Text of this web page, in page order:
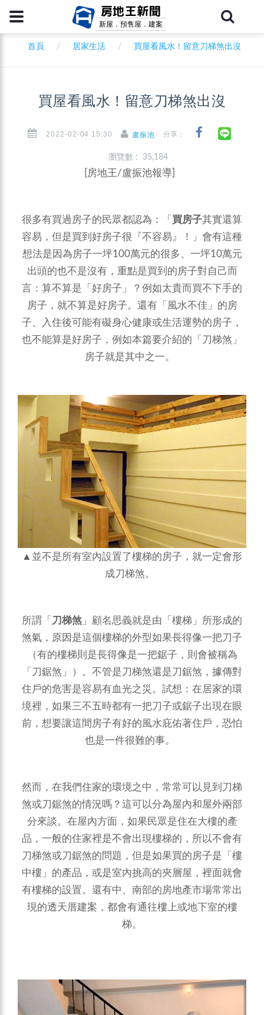
房地王新聞
新屋．預售屋．建案
首頁 居家生活 買屋看風水！留意刀梯煞出沒
買屋看風水！留意刀梯煞出沒
2022-02-04 15:30 盧振池 分享：
瀏覽數 : 35,184
[房地王/盧振池報導]
很多有買過房子的民眾都認為：「 買房子其實還算
容易，但是買到好房子很『不容易』！」會有這種
想法是因為房子一坪100萬元的很多、一坪10萬元
出頭的也不是沒有，重點是買到的房子對自己而
言：算不算是「好房子」？例如太貴而買不下手的
房子，就不算是好房子。還有「風水不佳」的房
子、入住後可能有礙身心健康或生活運勢的房子，
也不能算是好房子，例如本篇要介紹的「刀梯煞」
房子就是其中之一。
▲並不是所有室內設置了樓梯的房子，就一定會形
成刀梯煞。
所謂「 刀梯煞 」顧名思義就是由「樓梯」所形成的
煞氣，原因是這個樓梯的外型如果長得像一把刀子
（有的樓梯則是長得像是一把鋸子，則會被稱為
「刀鋸煞」）。不管是刀梯煞還是刀鋸煞，據傳對
住戶的危害是容易有血光之災。試想：在居家的環
境裡，如果三不五時都有一把刀子或鋸子出現在眼
前，想要讓這間房子有好的風水庇佑著住戶，恐怕
也是一件很難的事。
然而，在我們住家的環境之中，常常可以見到刀梯
煞或刀鋸煞的情況嗎？這可以分為屋內和屋外兩部
分來談。在屋內方面，如果民眾是住在大樓的產
品，一般的住家裡是不會出現樓梯的，所以不會有
刀梯煞或刀鋸煞的問題，但是如果買的房子是「樓
中樓」的產品，或是室內挑高的夾層屋，裡面就會
有樓梯的設置。還有中、南部的房地產市場常常出
現的透天厝建案，都會有通往樓上或地下室的樓
梯。